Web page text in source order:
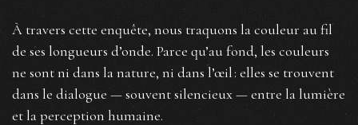
À travers cette enquête, nous traquons la couleur au fil
de ses longueurs d’onde. Parce qu’au fond, les couleurs
ne sont ni dans la nature, ni dans l’œil : elles se trouvent
dans le dialogue — souvent silencieux — entre la lumière
et la perception humaine.